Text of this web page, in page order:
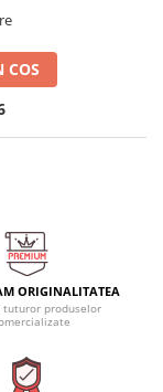
COS
ORIGINALITATEA
tuturor produselor